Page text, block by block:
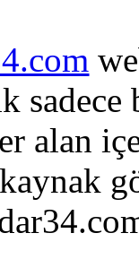
sadece
alan